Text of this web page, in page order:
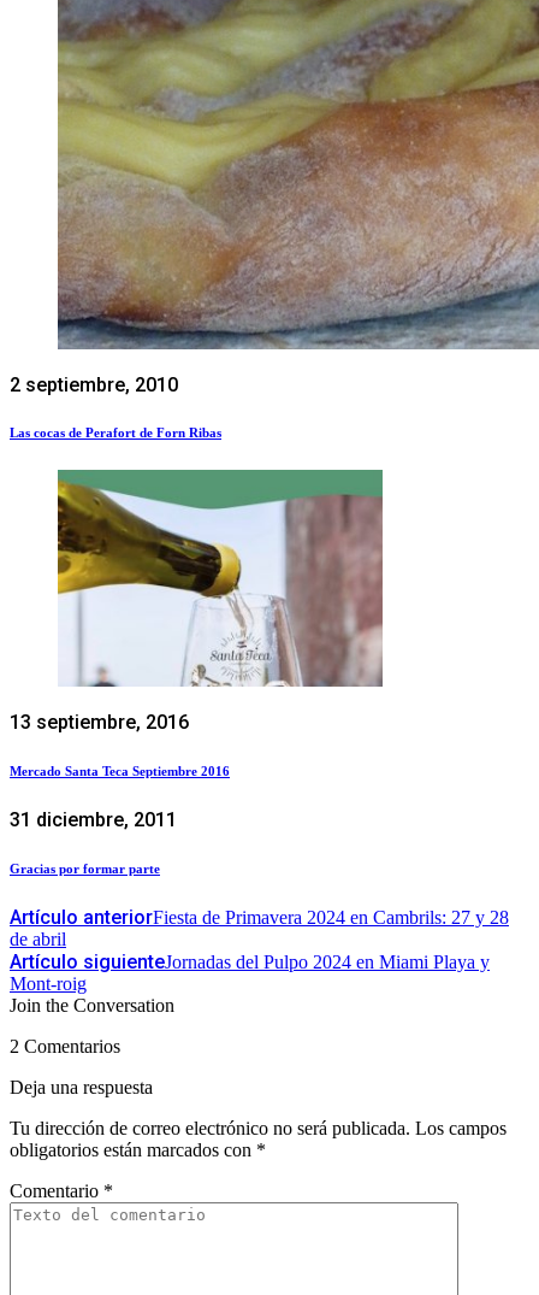
2 septiembre, 2010
Las cocas de Perafort de Forn Ribas
13 septiembre, 2016
Mercado Santa Teca Septiembre 2016
31 diciembre, 2011
Gracias por formar parte
Artículo anteriorFiesta de Primavera 2024 en Cambrils: 27 y 28
de abril
Artículo siguienteJornadas del Pulpo 2024 en Miami Playa y
Mont-roig
Join the Conversation
2 Comentarios
Deja una respuesta
Tu dirección de correo electrónico no será publicada. Los campos
obligatorios están marcados con *
Comentario *